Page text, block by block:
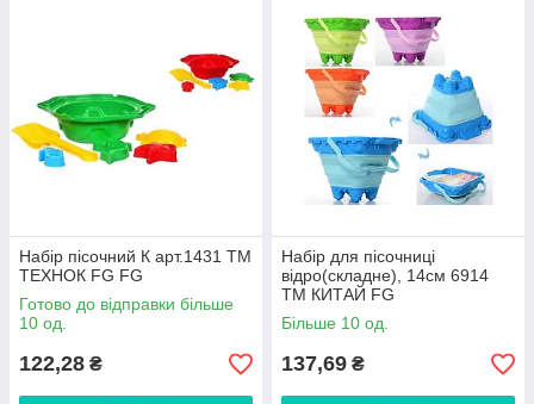
Набір пісочний К арт.1431 ТМ
ТЕХНОК FG FG
Готово до відправки більше
10 од.
122,28 ₴
Набір для пісочниці
відро(складне), 14см 6914
ТМ КИТАЙ FG
Більше 10 од.
137,69 ₴